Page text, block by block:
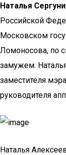
Наталья
Российской
Московском
Ломоносова, по
замужем.
заместителя
руководителя
Наталья